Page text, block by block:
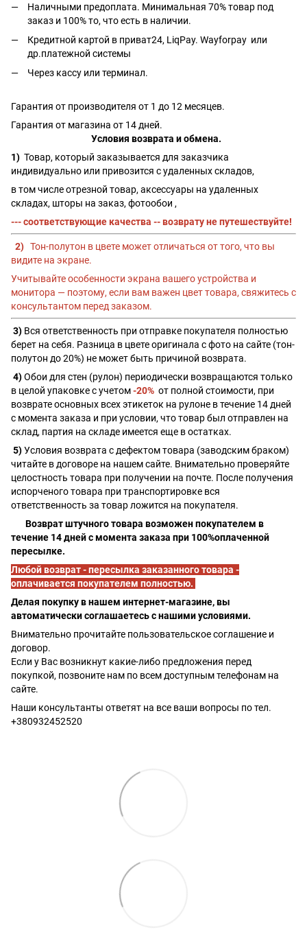
Наличными предоплата. Минимальная 70% товар под
заказ и 100% то, что есть в наличии.
Кредитной картой в приват24, LiqPay. Wayforpay или
др.платежной системы
Через кассу или терминал.
Гарантия от производителя от 1 до 12 месяцев.
Гарантия от магазина от 14 дней.
Условия возврата и обмена.
1) Товар, который заказывается для заказчика
индивидуально или привозится с удаленных складов,
в том числе отрезной товар, аксессуары на удаленных
складах, шторы на заказ, фотообои ,
--- соответствующие качества -- возврату не путешествуйте!
2) Тон-полутон в цвете может отличаться от того, что вы
видите на экране.
Учитывайте особенности экрана вашего устройства и
монитора — поэтому, если вам важен цвет товара, свяжитесь с
консультантом перед заказом.
3) Вся ответственность при отправке покупателя полностью
берет на себя. Разница в цвете оригинала с фото на сайте (тон-
полутон до 20%) не может быть причиной возврата.
4)Обои для стен (рулон) периодически возвращаются только
в целой упаковке с учетом-20% от полной стоимости, при
возврате основных всех этикеток на рулоне в течение 14 дней
с момента заказа и при условии, что товар был отправлен на
склад, партия на складе имеется еще в остатках.
5)Условия возврата с дефектом товара (заводским браком)
читайте в договоре на нашем сайте. Внимательно проверяйте
целостность товара при получении на почте. После получения
испорченого товара при транспортировке вся
ответственность за товар ложится на покупателя.
Возврат штучного товара возможен покупателем в
течение 14 дней с момента заказа при 100%оплаченной
пересылке.
Любой возврат - пересылка заказанного товара -
оплачивается покупателем полностью.
Делая покупку в нашем интернет-магазине, вы
автоматически соглашаетесь с нашими условиями.
Внимательно прочитайте пользовательское соглашение и
договор.
Если у Вас возникнут какие-либо предложения перед
покупкой, позвоните нам по всем доступным телефонам на
сайте.
Наши консультанты ответят на все ваши вопросы по тел.
+380932452520